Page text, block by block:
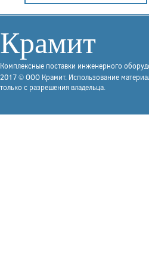
Крамит
Комплексные поставки инженерного
2017 © ООО Крамит. Использование
только с разрешения владельца.